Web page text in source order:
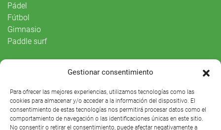
Gestionar consentimiento
Para ofrecer las mejores experiencias, utilizamos tecnologías como las
cookies para almacenar y/o acceder a la información del dispositivo. El
consentimiento de estas tecnologías nos permitirá procesar datos como el
comportamiento de navegación o las identificaciones únicas en este sitio.
No consentir o retirar el consentimiento, puede afectar negativamente a
Pádel
Fútbol
Gimnasio
Paddle surf
Agenda